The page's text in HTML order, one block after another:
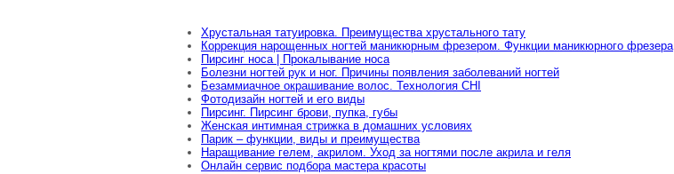
Хрустальная татуировка. Преимущества хрустального тату
Коррекция нарощенных ногтей маникюрным фрезером. Функции маникюрного фрезера
Пирсинг носа | Прокалывание носа
Болезни ногтей рук и ног. Причины появления заболеваний ногтей
Безаммиачное окрашивание волос. Технология CHI
Фотодизайн ногтей и его виды
Пирсинг. Пирсинг брови, пупка, губы
Женская интимная стрижка в домашних условиях
Парик – функции, виды и преимущества
Наращивание гелем, акрилом. Уход за ногтями после акрила и геля
Онлайн сервис подбора мастера красоты